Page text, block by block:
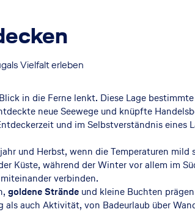
Vielfalt erleben
in die Ferne lenkt. Diese Lage
neue Seewege und knüpfte
und im Selbstverständnis eines
und Herbst, wenn die Temperaturen
Küste, während der Winter vor allem im
verbinden.
goldene Strände und kleine Buchten
auch Aktivität, von Badeurlaub über